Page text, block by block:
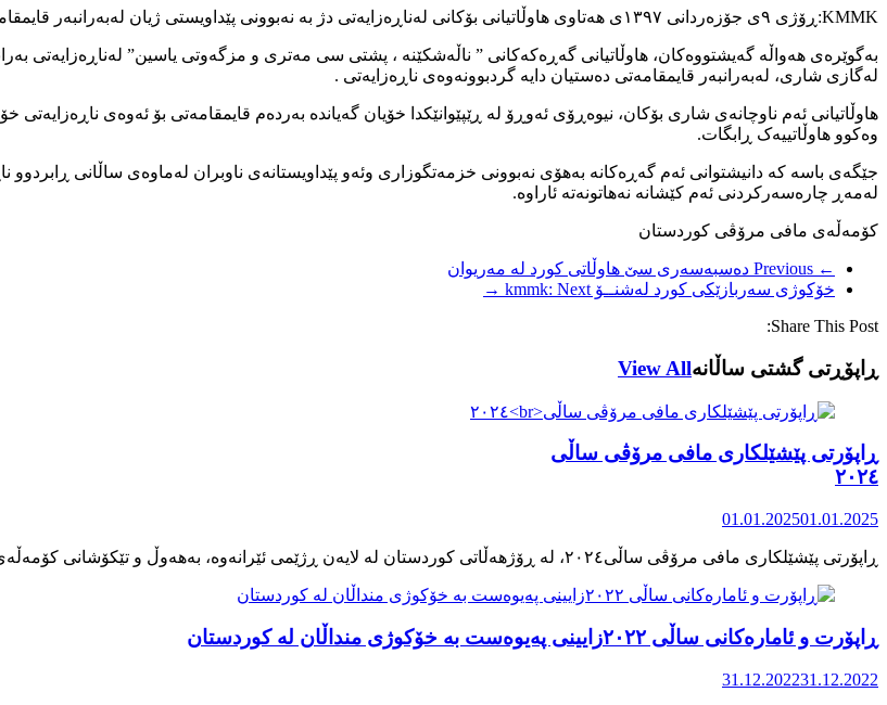
KMMK:ڕۆژی ۹ی جۆزەردانی ۱۳۹۷ی هەتاوی هاوڵاتیانی بۆکانی لەناڕەزایەتی دژ بە نەبوونی پێداویستی ژیان لەبەرانبەر قایمقامەتی کۆماری ئیسلامی لەم شارە گردبوونەوەیان پێک هێنا.
بەگوێرەی هەواڵە گەیشتووەکان، هاوڵاتیانی گەڕەکەکانی ” ناڵەشکێنە ، پشتی سی مەتری و مزگەوتی یاسین” لەناڕەزایەتی
لەگازی شاری، لەبەرانبەر قایمقامەتی دەستیان دایە گردبوونەوەی ناڕەزایەتی .
هاوڵاتیانی ئەم ناوچانەی شاری بۆکان، نیوەڕۆی ئەوڕۆ لە ڕێپێوانێکدا خۆیان گەیاندە بەردەم قایمقامەتی بۆ ئەوەی
وەکوو هاوڵاتییەک ڕابگات.
جێگەی باسە کە دانیشتوانی ئەم گەڕەکانە بەهۆی نەبوونی خزمەتگوزاری وئەو پێداویستانەی ناوبران لەماوەی ساڵانی ڕابردوو
لەمەڕ چارەسەرکردنی ئەم کێشانە نەهاتونەتە ئاراوە.
کۆمەڵەی مافی مرۆڤی کوردستان
← Previous
دەسبەسەری سێ هاوڵاتی کورد لە مەریوان
خۆکوژی سەربازێکی کورد لەشنــۆ kmmk: Next →
Share This Post:
ڕاپۆڕتی گشتی ساڵانهView All
ڕاپۆرتی پێشێلکاری مافی مرۆڤی ساڵی
٢٠٢٤
01.01.202501.01.2025
ڕاپۆرت و ئامارەکانی ساڵی ٢٠٢٢زایینی پەیوەست بە خۆکوژی منداڵان لە کوردستان
31.12.202231.12.2022